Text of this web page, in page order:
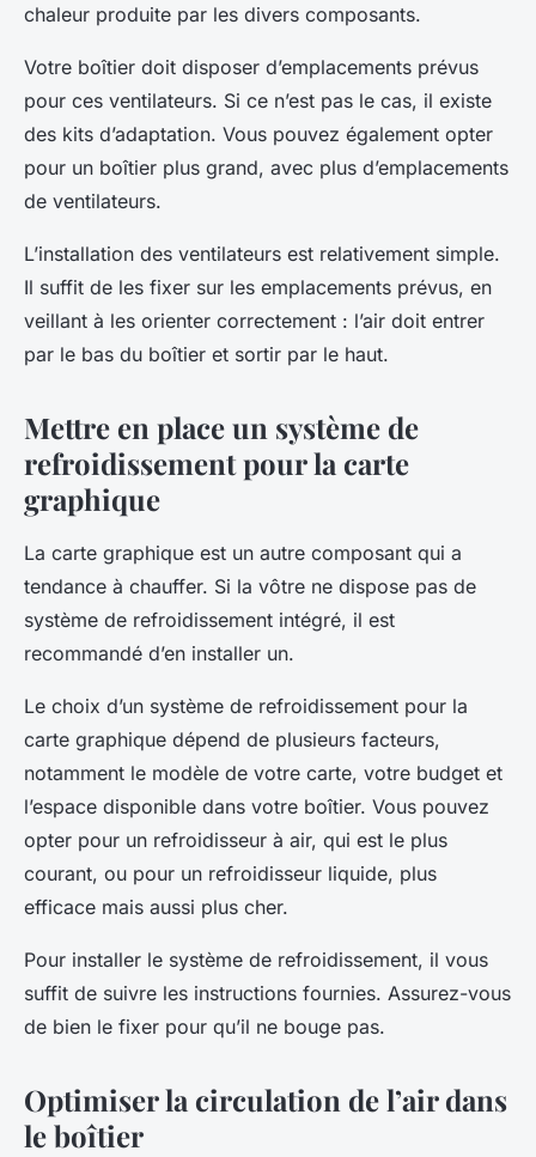
chaleur produite par les divers composants.
Votre boîtier doit disposer d’emplacements prévus
pour ces ventilateurs. Si ce n’est pas le cas, il existe
des kits d’adaptation. Vous pouvez également opter
pour un boîtier plus grand, avec plus d’emplacements
de ventilateurs.
L’installation des ventilateurs est relativement simple.
Il suffit de les fixer sur les emplacements prévus, en
veillant à les orienter correctement : l’air doit entrer
par le bas du boîtier et sortir par le haut.
Mettre en place un système de
refroidissement pour la carte
graphique
La carte graphique est un autre composant qui a
tendance à chauffer. Si la vôtre ne dispose pas de
système de refroidissement intégré, il est
recommandé d’en installer un.
Le choix d’un système de refroidissement pour la
carte graphique dépend de plusieurs facteurs,
notamment le modèle de votre carte, votre budget et
l’espace disponible dans votre boîtier. Vous pouvez
opter pour un refroidisseur à air, qui est le plus
courant, ou pour un refroidisseur liquide, plus
efficace mais aussi plus cher.
Pour installer le système de refroidissement, il vous
suffit de suivre les instructions fournies. Assurez-vous
de bien le fixer pour qu’il ne bouge pas.
Optimiser la circulation de l’air dans
le boîtier